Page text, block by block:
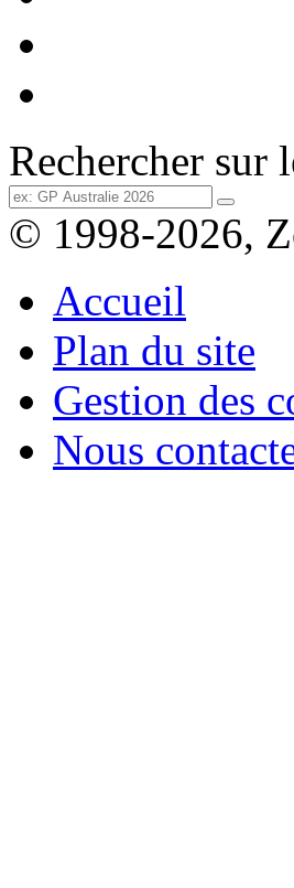
Rechercher sur
© 1998-2026,
Accueil
Plan du site
Gestion des
Nous